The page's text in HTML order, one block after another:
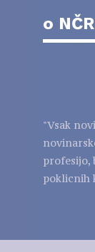
o NČR
"Vsak
profesijo,
poklicnih